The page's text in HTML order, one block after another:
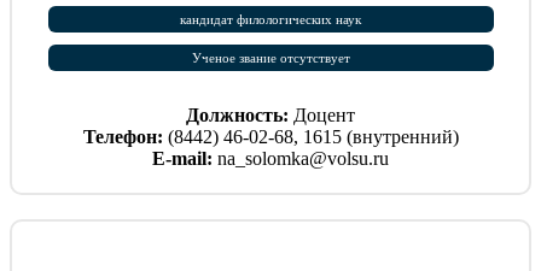
кандидат филологических наук
Ученое звание отсутствует
Должность: Доцент
Телефон: (8442) 46-02-68, 1615 (внутренний)
E-mail: na_solomka@volsu.ru